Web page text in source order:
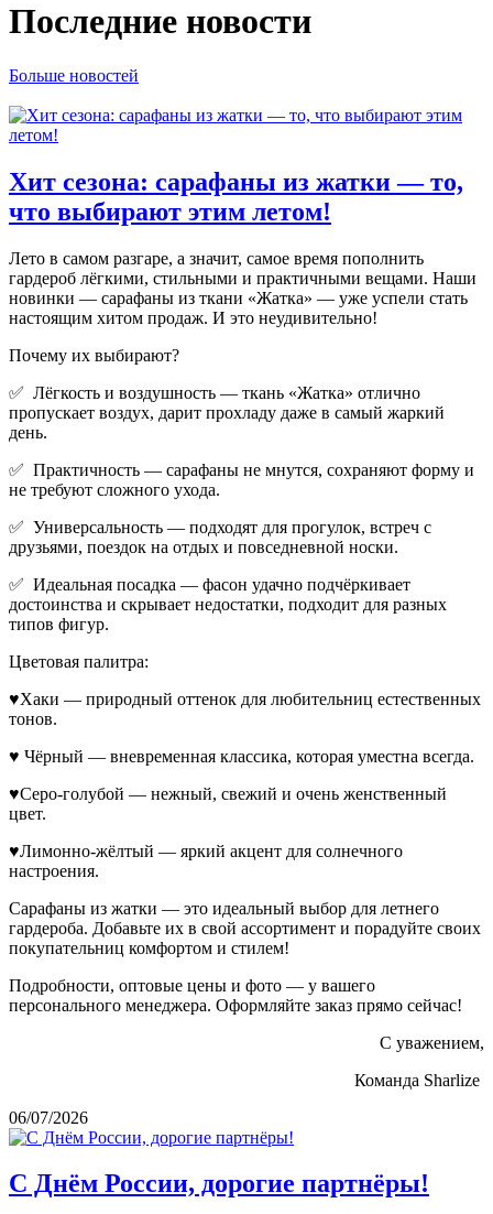
Последние новости
Больше новостей
Хит сезона: сарафаны из жатки — то,
что выбирают этим летом!
Лето в самом разгаре, а значит, самое время пополнить
гардероб лёгкими, стильными и практичными вещами. Наши
новинки — сарафаны из ткани «Жатка» — уже успели стать
настоящим хитом продаж. И это неудивительно!
Почему их выбирают?
✅ Лёгкость и воздушность — ткань «Жатка» отлично
пропускает воздух, дарит прохладу даже в самый жаркий
день.
✅ Практичность — сарафаны не мнутся, сохраняют форму и
не требуют сложного ухода.
✅ Универсальность — подходят для прогулок, встреч с
друзьями, поездок на отдых и повседневной носки.
✅ Идеальная посадка — фасон удачно подчёркивает
достоинства и скрывает недостатки, подходит для разных
типов фигур.
Цветовая палитра:
♥Хаки — природный оттенок для любительниц естественных
тонов.
♥ Чёрный — вневременная классика, которая уместна всегда.
♥Серо-голубой — нежный, свежий и очень женственный
цвет.
♥Лимонно-жёлтый — яркий акцент для солнечного
настроения.
Сарафаны из жатки — это идеальный выбор для летнего
гардероба. Добавьте их в свой ассортимент и порадуйте своих
покупательниц комфортом и стилем!
Подробности, оптовые цены и фото — у вашего
персонального менеджера. Оформляйте заказ прямо сейчас!
С уважением,
Команда Sharlize
06/07/2026
С Днём России, дорогие партнёры!